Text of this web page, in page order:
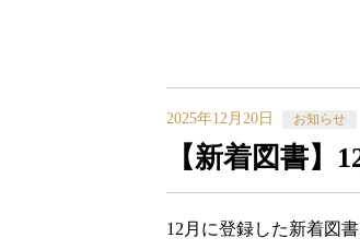
2025年12月20日 お知らせ
【新着図書】
12月に登録した新着図書